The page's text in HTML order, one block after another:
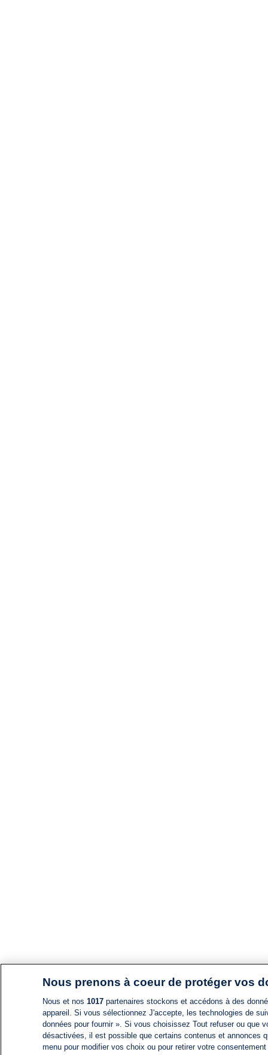
Nous prenons à coeur de protéger vos
Nous et nos 1017partenaires stockons et accédons à des
appareil. Si vous sélectionnez J'accepte, les technologies de
données pour fournir ». Si vous choisissez Tout refuser ou
désactivées, il est possible que certains contenus et annonces
menu pour modifier vos choix ou pour retirer votre